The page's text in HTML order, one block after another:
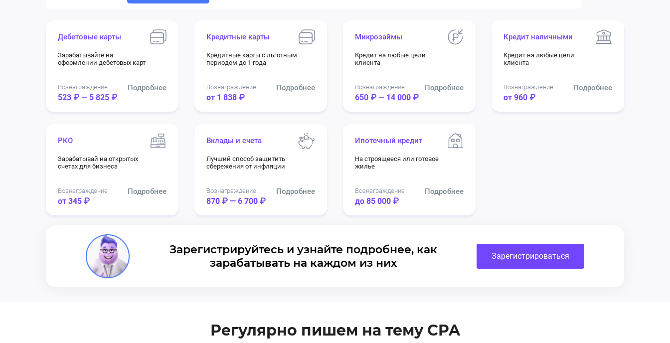
Дебетовые карты
Зарабатывайте на
оформлении дебетовых карт
Вознаграждение
523 ₽ — 5 825 ₽
Подробнее
Кредитные карты
Кредитные карты с льготным
периодом до 1 года
Вознаграждение
от 1 838 ₽
Подробнее
Микрозаймы
Кредит на любые цели
клиента
Вознаграждение
650 ₽ — 14 000 ₽
Подробнее
Кредит наличными
Кредит на любые цели
клиента
Вознаграждение
от 960 ₽
Подробнее
РКО
Зарабатывай на открытых
счетах для бизнеса
Вознаграждение
от 345 ₽
Подробнее
Вклады и счета
Лучший способ защитить
сбережения от инфляции
Вознаграждение
870 ₽ — 6 700 ₽
Подробнее
Ипотечный кредит
На строящееся или готовое
жилье
Вознаграждение
до 85 000 ₽
Подробнее
Зарегистрируйтесь и узнайте подробнее, как
зарабатывать на каждом из них
Зарегистрироваться
Регулярно пишем на тему CPA